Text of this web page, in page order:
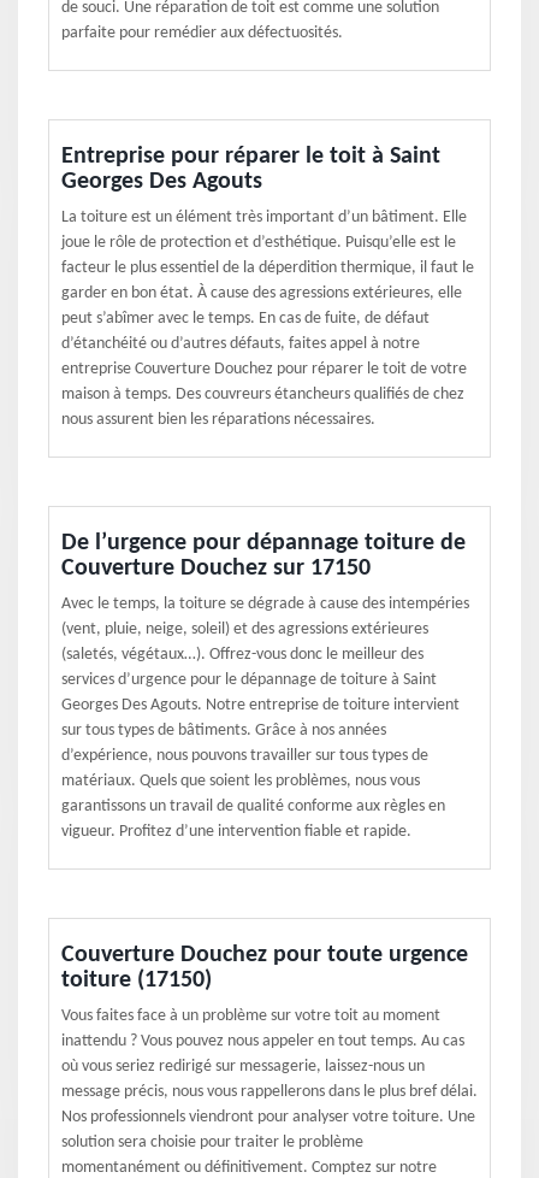
de souci. Une réparation de toit est comme une solution
parfaite pour remédier aux défectuosités.
Entreprise pour réparer le toit à Saint
Georges Des Agouts
La toiture est un élément très important d’un bâtiment. Elle
joue le rôle de protection et d’esthétique. Puisqu’elle est le
facteur le plus essentiel de la déperdition thermique, il faut le
garder en bon état. À cause des agressions extérieures, elle
peut s’abîmer avec le temps. En cas de fuite, de défaut
d’étanchéité ou d’autres défauts, faites appel à notre
entreprise Couverture Douchez pour réparer le toit de votre
maison à temps. Des couvreurs étancheurs qualifiés de chez
nous assurent bien les réparations nécessaires.
De l’urgence pour dépannage toiture de
Couverture Douchez sur 17150
Avec le temps, la toiture se dégrade à cause des intempéries
(vent, pluie, neige, soleil) et des agressions extérieures
(saletés, végétaux…). Offrez-vous donc le meilleur des
services d’urgence pour le dépannage de toiture à Saint
Georges Des Agouts. Notre entreprise de toiture intervient
sur tous types de bâtiments. Grâce à nos années
d’expérience, nous pouvons travailler sur tous types de
matériaux. Quels que soient les problèmes, nous vous
garantissons un travail de qualité conforme aux règles en
vigueur. Profitez d’une intervention fiable et rapide.
Couverture Douchez pour toute urgence
toiture (17150)
Vous faites face à un problème sur votre toit au moment
inattendu ? Vous pouvez nous appeler en tout temps. Au cas
où vous seriez redirigé sur messagerie, laissez-nous un
message précis, nous vous rappellerons dans le plus bref délai.
Nos professionnels viendront pour analyser votre toiture. Une
solution sera choisie pour traiter le problème
momentanément ou définitivement. Comptez sur notre